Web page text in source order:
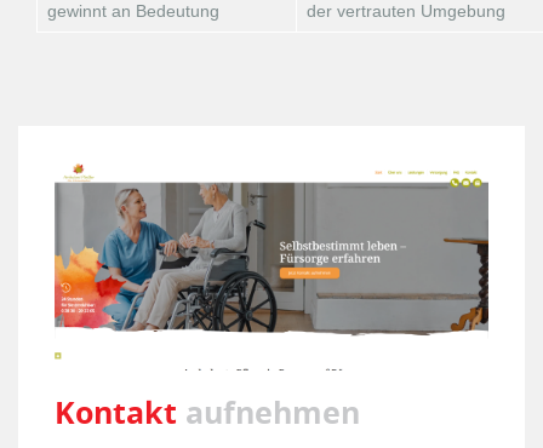
gewinnt an Bedeutung
der vertrauten Umgebung
Kontakt aufnehmen